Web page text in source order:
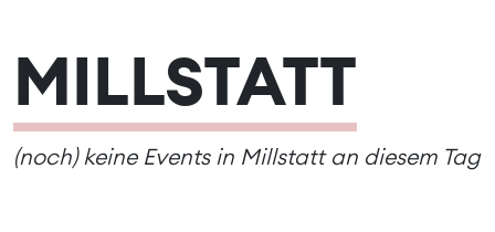
MILLSTATT
(noch) keine Events in Millstatt an diesem Tag